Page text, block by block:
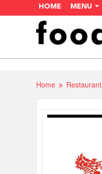
HOME MENU
Home Restaurant